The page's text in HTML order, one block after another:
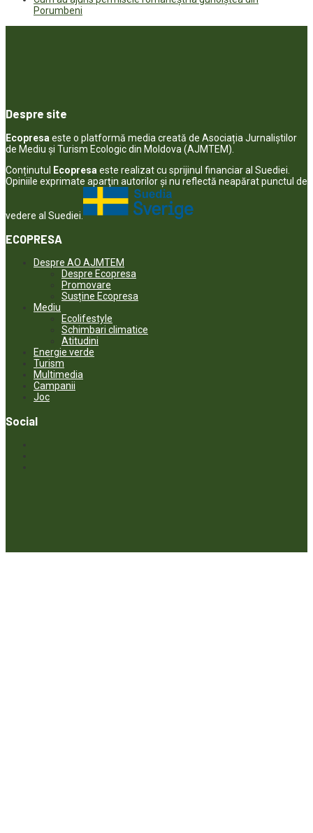
Porumbeni
Despre site
Ecopresa este o platformă media creată de Asociația Jurnaliștilor
de Mediu și Turism Ecologic din Moldova (AJMTEM).
Conținutul Ecopresa este realizat cu sprijinul financiar al Suediei.
Opiniile exprimate aparţin autorilor şi nu reflectă neapărat punctul de
vedere al Suediei.
ECOPRESA
Despre AO AJMTEM
Despre Ecopresa
Promovare
Susține Ecopresa
Mediu
Ecolifestyle
Schimbari climatice
Atitudini
Energie verde
Turism
Multimedia
Campanii
Joc
Social